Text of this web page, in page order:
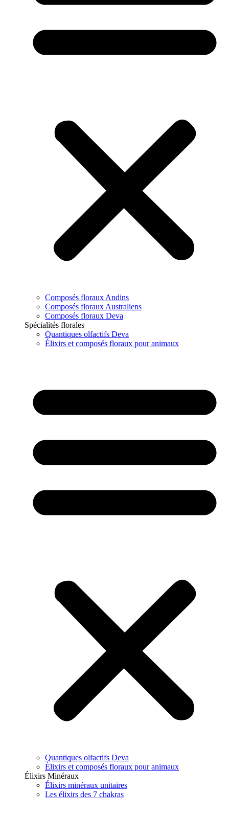
Composés floraux Andins
Composés floraux Australiens
Composés floraux Deva
Spécialités florales
Quantiques olfactifs Deva
Élixirs et composés floraux pour animaux
Quantiques olfactifs Deva
Élixirs et composés floraux pour animaux
Élixirs Minéraux
Élixirs minéraux unitaires
Les élixirs des 7 chakras